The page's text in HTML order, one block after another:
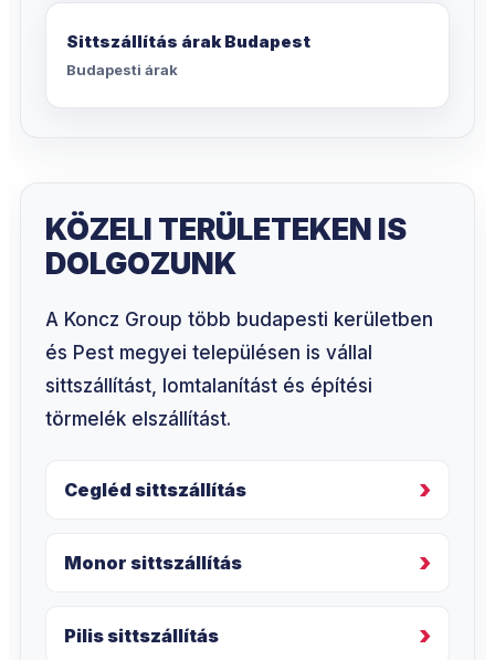
Sittszállítás árak Budapest
Budapesti árak
KÖZELI TERÜLETEKEN IS
DOLGOZUNK
A Koncz Group több budapesti kerületben
és Pest megyei településen is vállal
sittszállítást, lomtalanítást és építési
törmelék elszállítást.
Cegléd sittszállítás
Monor sittszállítás
Pilis sittszállítás